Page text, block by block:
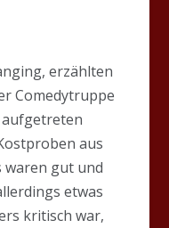
erzählten
Comedytruppe
aufgetreten
aus
waren gut und
etwas
kritisch war,